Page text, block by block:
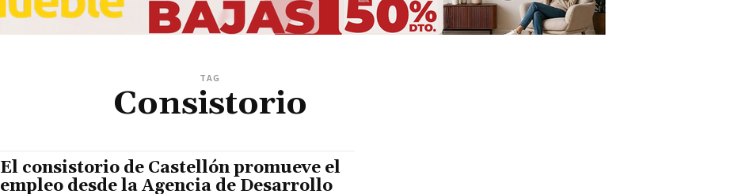
TAG
Consistorio
El consistorio de Castellón promueve el
empleo desde la Agencia de Desarrollo